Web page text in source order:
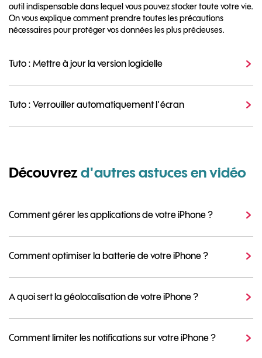
outil indispensable dans lequel vous pouvez stocker toute votre vie.
On vous explique comment prendre toutes les précautions
nécessaires pour protéger vos données les plus précieuses.
Tuto : Mettre à jour la version logicielle
Tuto : Verrouiller automatiquement l'écran
Découvrezd'autres astuces en vidéo
Comment gérer les applications de votre iPhone ?
Comment optimiser la batterie de votre iPhone ?
A quoi sert la géolocalisation de votre iPhone ?
Comment limiter les notifications sur votre iPhone ?